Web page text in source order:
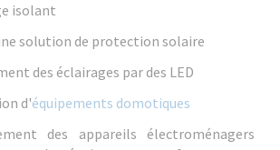
isolant
solution de protection solaire
des éclairages par des LED
d'équipements domotiques
des appareils électroménagers